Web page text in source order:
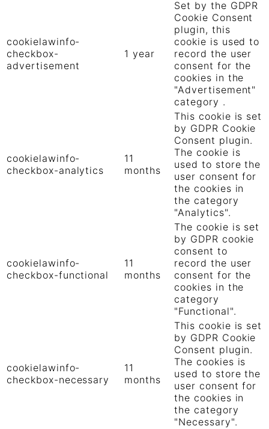
cookielawinfo-
checkbox-
advertisement
1 year
Set by the GDPR
Cookie Consent
plugin, this
cookie is used to
record the user
consent for the
cookies in the
"Advertisement"
category .
cookielawinfo-
checkbox-analytics
11
months
This cookie is set
by GDPR Cookie
Consent plugin.
The cookie is
used to store the
user consent for
the cookies in
the category
"Analytics".
cookielawinfo-
checkbox-functional
11
months
The cookie is set
by GDPR cookie
consent to
record the user
consent for the
cookies in the
category
"Functional".
cookielawinfo-
checkbox-necessary
11
months
This cookie is set
by GDPR Cookie
Consent plugin.
The cookies is
used to store the
user consent for
the cookies in
the category
"Necessary".